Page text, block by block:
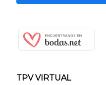
TPV VIRTUAL